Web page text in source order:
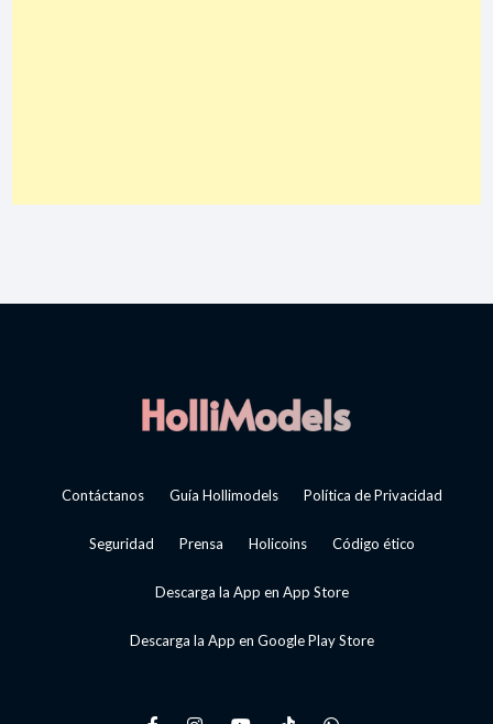
Contáctanos Guía Hollimodels Política de Privacidad
Seguridad Prensa Holicoins Código ético
Descarga la App en App Store
Descarga la App en Google Play Store